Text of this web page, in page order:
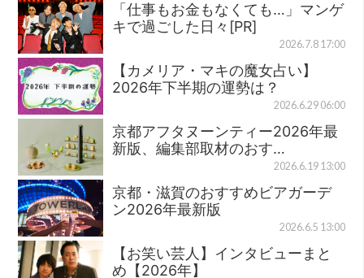
「仕事もお金もなくても…」マンゲ
キで過ごした日々[PR]
2026.7.8 17:00
【カメリア・マキの魔女占い】
2026年下半期の運勢は？
2026.6.29 06:00
京都アフタヌーンティー2026年最
新版、編集部取材のおす…
2026.6.19 13:00
京都・滋賀のおすすめビアガーデ
ン2026年最新版
2026.6.5 13:00
【お笑い芸人】インタビューまと
め【2026年】